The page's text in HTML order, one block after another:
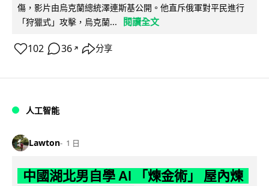
傷，影片由烏克蘭總統澤連斯基公開。他直斥俄軍對平民進行
「狩獵式」攻擊，烏克蘭...
閱讀全文
102 36 ↗ 分享
人工智能
Lawton 1 日
中國湖北男自學 AI 「煉金術」 屋內煉